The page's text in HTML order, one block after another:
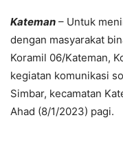
Kateman – Untuk
dengan masyarakat
Koramil 06/Kateman,
kegiatan komunikasi
Simbar, kecamatan
Ahad (8/1/2023) pagi.